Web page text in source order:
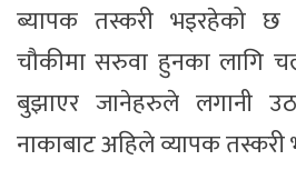
ब्यापक तस्करी भइरहेको छ
चौकीमा सरुवा हुनका लागि
बुझाएर जानेहरुले लगानी
नाकाबाट अहिले व्यापक